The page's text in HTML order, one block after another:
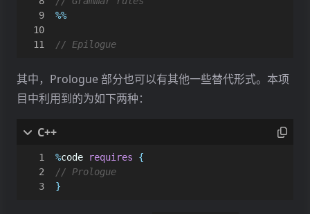
%%
其中，Prologue 部分也可以有其他一些替代形式。本项
目中利用到的为如下两种：
%code requires
{
}